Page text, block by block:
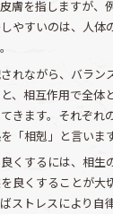
膚を指しますが、
やすいのは、人体
れながら、バラン
、相互作用で全体
きます。それぞれ
「相剋」と言います
くするには、相生
良くすることが大
ストレスにより自